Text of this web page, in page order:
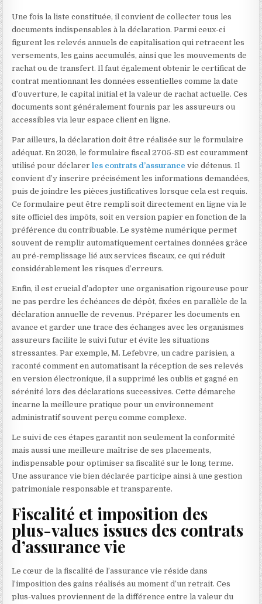
Une fois la liste constituée, il convient de collecter tous les
documents indispensables à la déclaration. Parmi ceux-ci
figurent les relevés annuels de capitalisation qui retracent les
versements, les gains accumulés, ainsi que les mouvements de
rachat ou de transfert. Il faut également obtenir le certificat de
contrat mentionnant les données essentielles comme la date
d’ouverture, le capital initial et la valeur de rachat actuelle. Ces
documents sont généralement fournis par les assureurs ou
accessibles via leur espace client en ligne.
Par ailleurs, la déclaration doit être réalisée sur le formulaire
adéquat. En 2026, le formulaire fiscal 2705-SD est couramment
utilisé pour déclarer les contrats d’assurance vie détenus. Il
convient d’y inscrire précisément les informations demandées,
puis de joindre les pièces justificatives lorsque cela est requis.
Ce formulaire peut être rempli soit directement en ligne via le
site officiel des impôts, soit en version papier en fonction de la
préférence du contribuable. Le système numérique permet
souvent de remplir automatiquement certaines données grâce
au pré-remplissage lié aux services fiscaux, ce qui réduit
considérablement les risques d’erreurs.
Enfin, il est crucial d’adopter une organisation rigoureuse pour
ne pas perdre les échéances de dépôt, fixées en parallèle de la
déclaration annuelle de revenus. Préparer les documents en
avance et garder une trace des échanges avec les organismes
assureurs facilite le suivi futur et évite les situations
stressantes. Par exemple, M. Lefebvre, un cadre parisien, a
raconté comment en automatisant la réception de ses relevés
en version électronique, il a supprimé les oublis et gagné en
sérénité lors des déclarations successives. Cette démarche
incarne la meilleure pratique pour un environnement
administratif souvent perçu comme complexe.
Le suivi de ces étapes garantit non seulement la conformité
mais aussi une meilleure maîtrise de ses placements,
indispensable pour optimiser sa fiscalité sur le long terme.
Une assurance vie bien déclarée participe ainsi à une gestion
patrimoniale responsable et transparente.
Fiscalité et imposition des
plus-values issues des contrats
d’assurance vie
Le cœur de la fiscalité de l’assurance vie réside dans
l’imposition des gains réalisés au moment d’un retrait. Ces
plus-values proviennent de la différence entre la valeur du